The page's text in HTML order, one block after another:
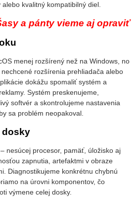
kvalitný kompatibilný diel.
a pánty vieme aj opraviť
menej rozšírený než na Windows, no
rozšírenia prehliadača alebo
dokážu spomaliť systém a
Systém preskenujeme,
softvér a skontrolujeme nastavenia
sa problém neopakoval.
dosky
nesúcej procesor, pamäť, úložisko aj
zapnutia, artefaktmi v obraze
Diagnostikujeme konkrétnu chybnú
na úrovni komponentov, čo
výmene celej dosky.